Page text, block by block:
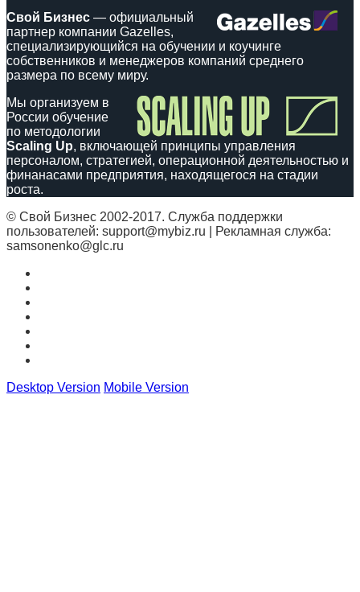
Свой Бизнес — официальный
партнер компании Gazelles,
специализирующийся на обучении и коучинге
собственников и менеджеров компаний среднего
размера по всему миру.
Мы организуем в
России обучение
по методологии
Scaling Up, включающей принципы управления
персоналом, стратегией, операционной деятельностью и
финанасами предприятия, находящегося на стадии
роста.
© Свой Бизнес 2002-2017. Служба поддержки
пользователей: support@mybiz.ru | Рекламная служба:
samsonenko@glc.ru
Desktop Version Mobile Version